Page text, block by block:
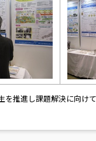
推進し課題解決に向け